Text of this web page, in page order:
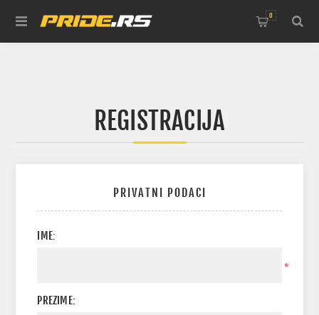
0
REGISTRACIJA
PRIVATNI PODACI
IME:
*
PREZIME: